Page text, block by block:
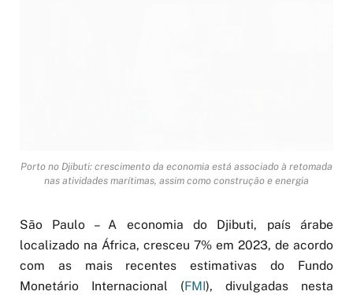
Porto no Djibuti: crescimento da economia está associado à retomada
nas atividades marítimas, assim como construção e energia
São Paulo – A economia do Djibuti, país árabe
localizado na África, cresceu 7% em 2023, de acordo
com as mais recentes estimativas do Fundo
Monetário Internacional (FMI), divulgadas nesta